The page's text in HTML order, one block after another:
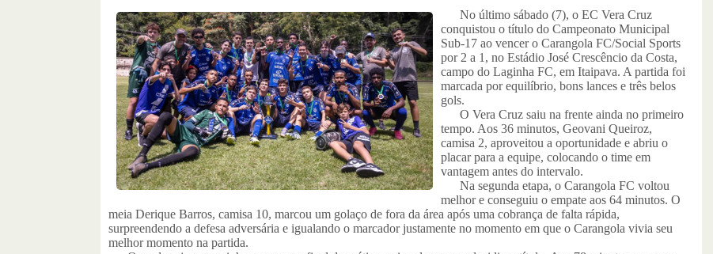
No último sábado (7), o EC Vera Cruz
conquistou o título do Campeonato Municipal
Sub-17 ao vencer o Carangola FC/Social Sports
por 2 a 1, no Estádio José Crescêncio da Costa,
campo do Laginha FC, em Itaipava. A partida foi
marcada por equilíbrio, bons lances e três belos
gols.
O Vera Cruz saiu na frente ainda no primeiro
tempo. Aos 36 minutos, Geovani Queiroz,
camisa 2, aproveitou a oportunidade e abriu o
placar para a equipe, colocando o time em
vantagem antes do intervalo.
Na segunda etapa, o Carangola FC voltou
melhor e conseguiu o empate aos 64 minutos. O
meia Derique Barros, camisa 10, marcou um golaço de fora da área após uma cobrança de falta rápida,
surpreendendo a defesa adversária e igualando o marcador justamente no momento em que o Carangola vivia seu
melhor momento na partida.